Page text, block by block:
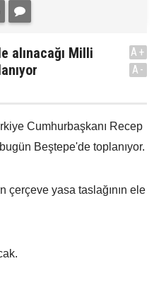
alınacağı Milli
A+
A-
Cumhurbaşkanı Recep
Beştepe'de toplanıyor.
çerçeve yasa taslağının ele